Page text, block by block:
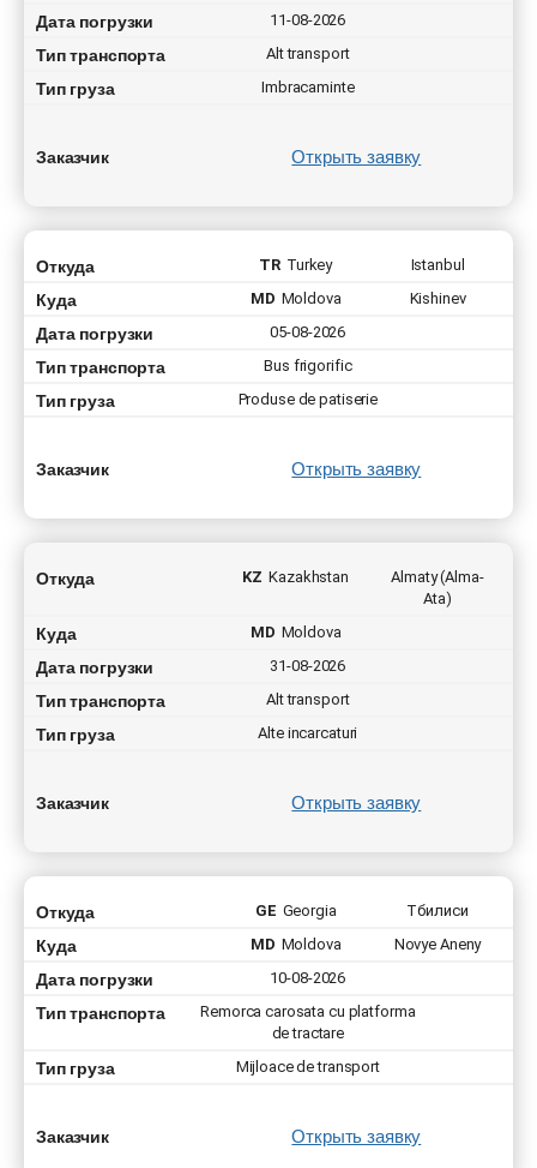
Дата погрузки 11-08-2026
Тип транспорта Alt transport
Тип груза Imbracaminte
Заказчик Открыть заявку
Откуда TR Turkey Istanbul
Куда MD Moldova Kishinev
Дата погрузки 05-08-2026
Тип транспорта Bus frigorific
Тип груза Produse de patiserie
Заказчик Открыть заявку
Откуда KZ Kazakhstan
Almaty (Alma-
Ata)
Куда MD Moldova
Дата погрузки 31-08-2026
Тип транспорта Alt transport
Тип груза Alte incarcaturi
Заказчик Открыть заявку
Откуда GE Georgia Тбилиси
Куда MD Moldova Novye Aneny
Дата погрузки 10-08-2026
Тип транспорта
Remorca carosata cu platforma
de tractare
Тип груза Mijloace de transport
Заказчик Открыть заявку